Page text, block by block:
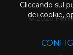
© 2026
Cliccando sul
dei cookie,